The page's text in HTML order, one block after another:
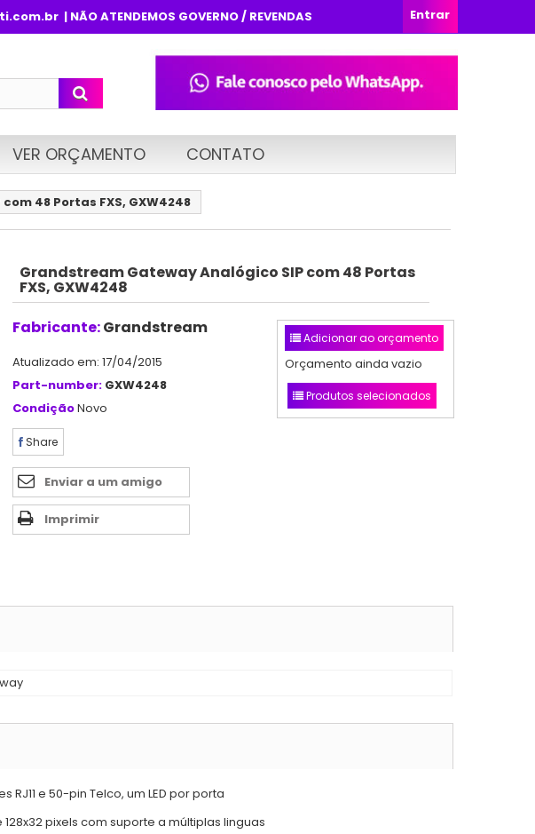
Entrar
| NÃO ATENDEMOS GOVERNO / REVENDAS
VER ORÇAMENTO CONTATO
48 Portas FXS, GXW4248
Grandstream Gateway Analógico SIP com 48 Portas
FXS, GXW4248
Fabricante:Grandstream
Atualizado em: 17/04/2015
Part-number: GXW4248
CondiçãoNovo
Share
Enviar a um amigo
Imprimir
Adicionar ao orçamento
Orçamento ainda vazio
Produtos selecionados
e 50-pin Telco, um LED por porta
pixels com suporte a múltiplas linguas